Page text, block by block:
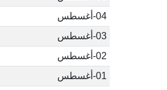
04-أغسطس
03-أغسطس
02-أغسطس
01-أغسطس